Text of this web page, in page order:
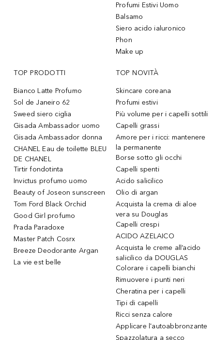
Profumi Estivi Uomo
Balsamo
Siero acido ialuronico
Phon
Make up
TOP PRODOTTI
Bianco Latte Profumo
Sol de Janeiro 62
Sweed siero ciglia
Gisada Ambassador uomo
Gisada Ambassador donna
CHANEL Eau de toilette BLEU
DE CHANEL
Tirtir fondotinta
Invictus profumo uomo
Beauty of Joseon sunscreen
Tom Ford Black Orchid
Good Girl profumo
Prada Paradoxe
Master Patch Cosrx
Breeze Deodorante Argan
La vie est belle
TOP NOVITÀ
Skincare coreana
Profumi estivi
Più volume per i capelli sottili
Capelli grassi
Amore per i ricci: mantenere
la permanente
Borse sotto gli occhi
Capelli spenti
Acido salicilico
Olio di argan
Acquista la crema di aloe
vera su Douglas
Capelli crespi
ACIDO AZELAICO
Acquista le creme all’acido
salicilico da DOUGLAS
Colorare i capelli bianchi
Rimuovere i punti neri
Cheratina per i capelli
Tipi di capelli
Ricci senza calore
Applicare l'autoabbronzante
Spazzolatura a secco